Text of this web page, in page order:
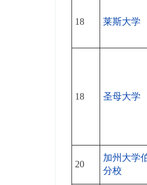
18 莱斯大学
18 圣母大学
20
加州大学
分校